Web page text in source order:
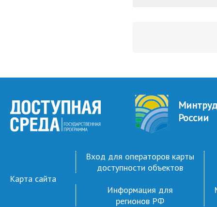
Минтруд
России
Карта сайта
Вход для операторов карты
доступности объектов
Информация для
регионов РФ